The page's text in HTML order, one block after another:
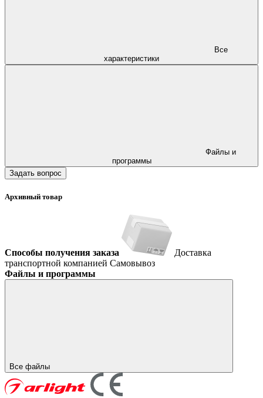
характеристики
программы
Задать вопрос
Архивный товар
Способы получения заказа
Доставка
транспортной компанией Самовывоз
Файлы и программы
Все файлы